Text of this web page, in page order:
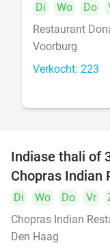
Di Wo Do
Restaurant
Voorburg
Verkocht: 223
Indiase thali of
Chopras Indian
Di Wo Do Vr
Chopras Indian
Den Haag